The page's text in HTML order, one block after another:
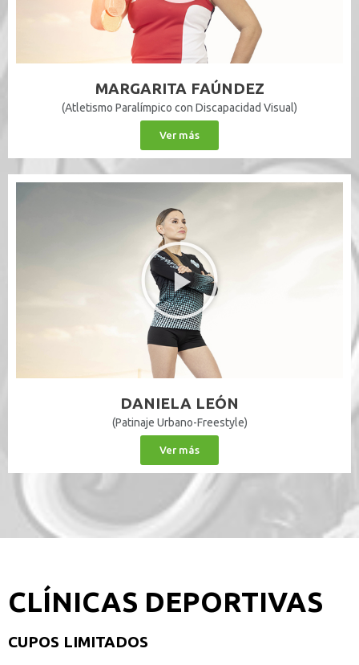
MARGARITA FAÚNDEZ
(Atletismo Paralímpico con Discapacidad Visual)
Ver más
DANIELA LEÓN
(Patinaje Urbano-Freestyle)
Ver más
CLÍNICAS DEPORTIVAS
CUPOS LIMITADOS